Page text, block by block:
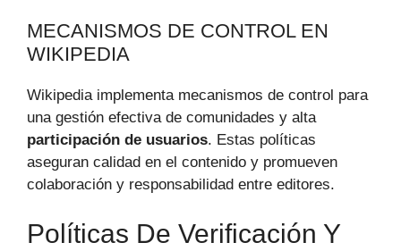
MECANISMOS DE CONTROL EN
WIKIPEDIA
Wikipedia implementa mecanismos de control para
una gestión efectiva de comunidades y alta
participación de usuarios. Estas políticas
aseguran calidad en el contenido y promueven
colaboración y responsabilidad entre editores.
Políticas De Verificación Y